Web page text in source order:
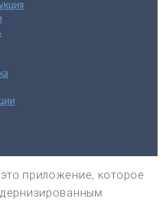
приложение, которое